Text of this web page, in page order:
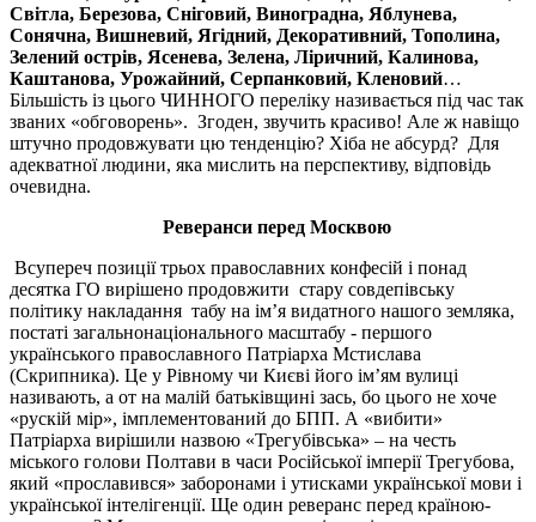
Світла, Березова, Сніговий, Виноградна, Яблунева,
Сонячна, Вишневий, Ягідний, Декоративний, Тополина,
Зелений острів, Ясенева, Зелена, Ліричний, Калинова,
Каштанова, Урожайний, Серпанковий, Кленовий…
Більшість із цього ЧИННОГО переліку називається під час так
званих «обговорень». Згоден, звучить красиво! Але ж навіщо
штучно продовжувати цю тенденцію? Хіба не абсурд? Для
адекватної людини, яка мислить на перспективу, відповідь
очевидна.
Реверанси перед Москвою
Всупереч позиції трьох православних конфесій і понад
десятка ГО вирішено продовжити стару совдепівську
політику накладання табу на ім’я видатного нашого земляка,
постаті загальнонаціонального масштабу - першого
українського православного Патріарха Мстислава
(Скрипника). Це у Рівному чи Києві його ім’ям вулиці
називають, а от на малій батьківщині зась, бо цього не хоче
«рускій мір», імплементований до БПП. А «вибити»
Патріарха вирішили назвою «Трегубівська» – на честь
міського голови Полтави в часи Російської імперії Трегубова,
який «прославився» заборонами і утисками української мови і
української інтелігенції. Ще один реверанс перед країною-